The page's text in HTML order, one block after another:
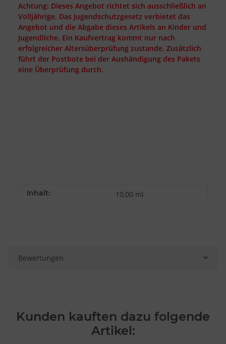
Achtung: Dieses Angebot richtet sich ausschließlich an
Volljährige. Das Jugendschutzgesetz verbietet das
Angebot und die Abgabe dieses Artikels an Kinder und
Jugendliche. Ein Kaufvertrag kommt nur nach
erfolgreicher Altersüberprüfung zustande. Zusätzlich
führt der Postbote bei der Aushändigung des Pakets
eine Überprüfung durch.
Inhalt: 10,00 ml
Bewertungen
Kunden kauften dazu folgende
Artikel: